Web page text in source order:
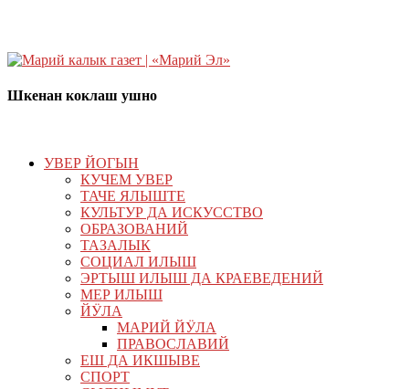
Шкенан коклаш ушно
УВЕР ЙОГЫН
КУЧЕМ УВЕР
ТАЧЕ ЯЛЫШТЕ
КУЛЬТУР ДА ИСКУССТВО
ОБРАЗОВАНИЙ
ТАЗАЛЫК
СОЦИАЛ ИЛЫШ
ЭРТЫШ ИЛЫШ ДА КРАЕВЕДЕНИЙ
МЕР ИЛЫШ
ЙӰЛА
МАРИЙ ЙӰЛА
ПРАВОСЛАВИЙ
ЕШ ДА ИКШЫВЕ
СПОРТ